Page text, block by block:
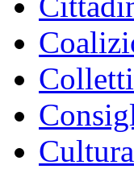
Cultura